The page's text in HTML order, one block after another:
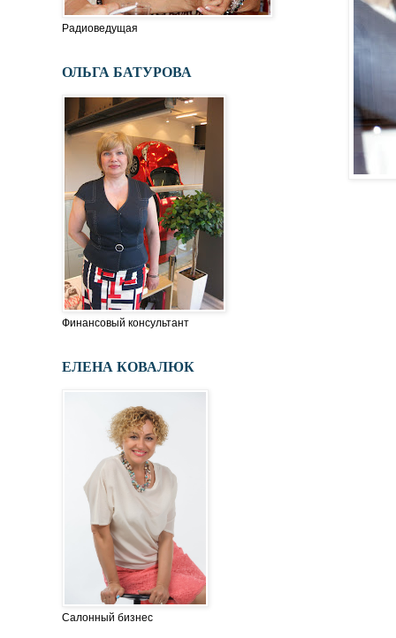
Радиоведущая
ОЛЬГА БАТУРОВА
Финансовый консультант
ЕЛЕНА КОВАЛЮК
Салонный бизнес